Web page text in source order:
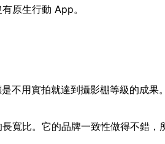
原生行動 App。
不用實拍就達到攝影棚等級的成果
寬比。它的品牌一致性做得不錯